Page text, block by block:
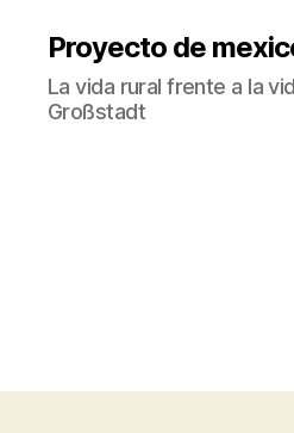
Proyecto de
La vida rural frente a la
Großstadt